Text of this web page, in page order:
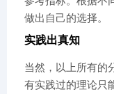
做出自己的选择。
实践出真知
当然，以上所有的
有实践过的理论只